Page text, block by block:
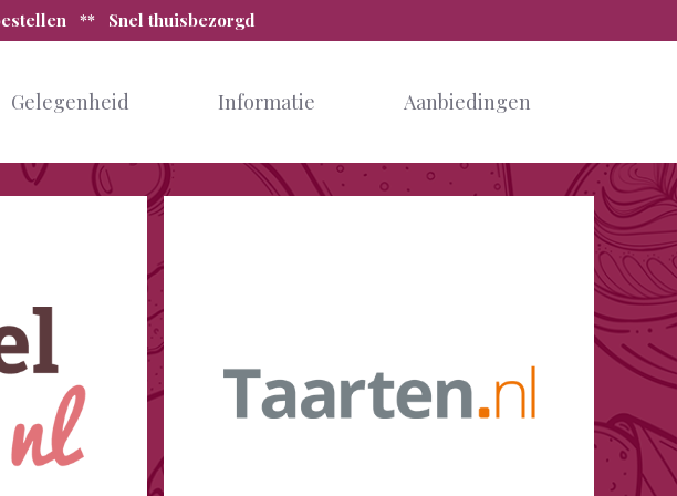
** Snel thuisbezorgd
Gelegenheid Informatie Aanbiedingen